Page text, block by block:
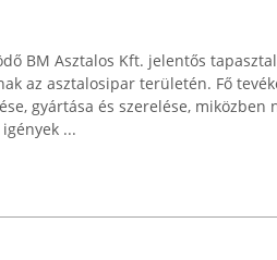
BM Asztalos Kft. jelentős
az asztalosipar területén. Fő
gyártása és szerelése, miközben
...